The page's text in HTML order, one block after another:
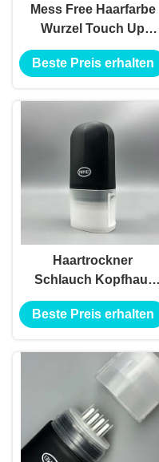
Mess Free Haarfarbe
Wurzel Touch Up
Stick Verpackung mit
Logo Leere schwarze
Tube
Beste Preis erhalten
Haartrockner
Schlauch Kopfhaut
Applikator Flüssiges
Kamm für Haare
Verpackung
Haarfärbemittel 4
Schichten Schlauch
mit Kopfhaut
Applikator Kamm
Beste Preis erhalten